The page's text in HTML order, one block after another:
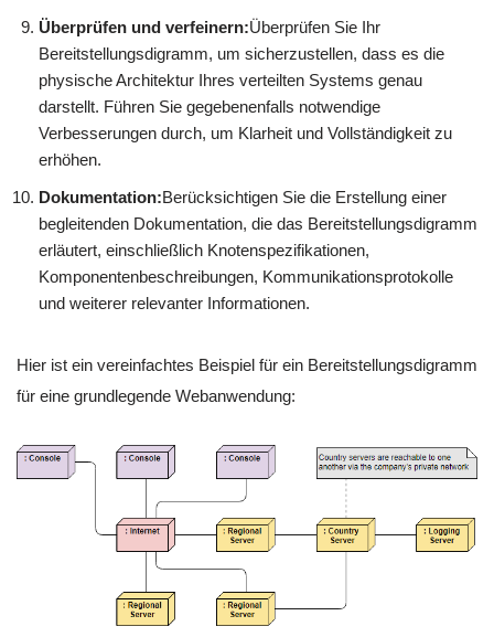
Überprüfen und verfeinern:Überprüfen Sie Ihr
Bereitstellungsdigramm, um sicherzustellen, dass es die
physische Architektur Ihres verteilten Systems genau
darstellt. Führen Sie gegebenenfalls notwendige
Verbesserungen durch, um Klarheit und Vollständigkeit zu
erhöhen.
Dokumentation:Berücksichtigen Sie die Erstellung einer
begleitenden Dokumentation, die das Bereitstellungsdigramm
erläutert, einschließlich Knotenspezifikationen,
Komponentenbeschreibungen, Kommunikationsprotokolle
und weiterer relevanter Informationen.
Hier ist ein vereinfachtes Beispiel für ein Bereitstellungsdigramm
für eine grundlegende Webanwendung: